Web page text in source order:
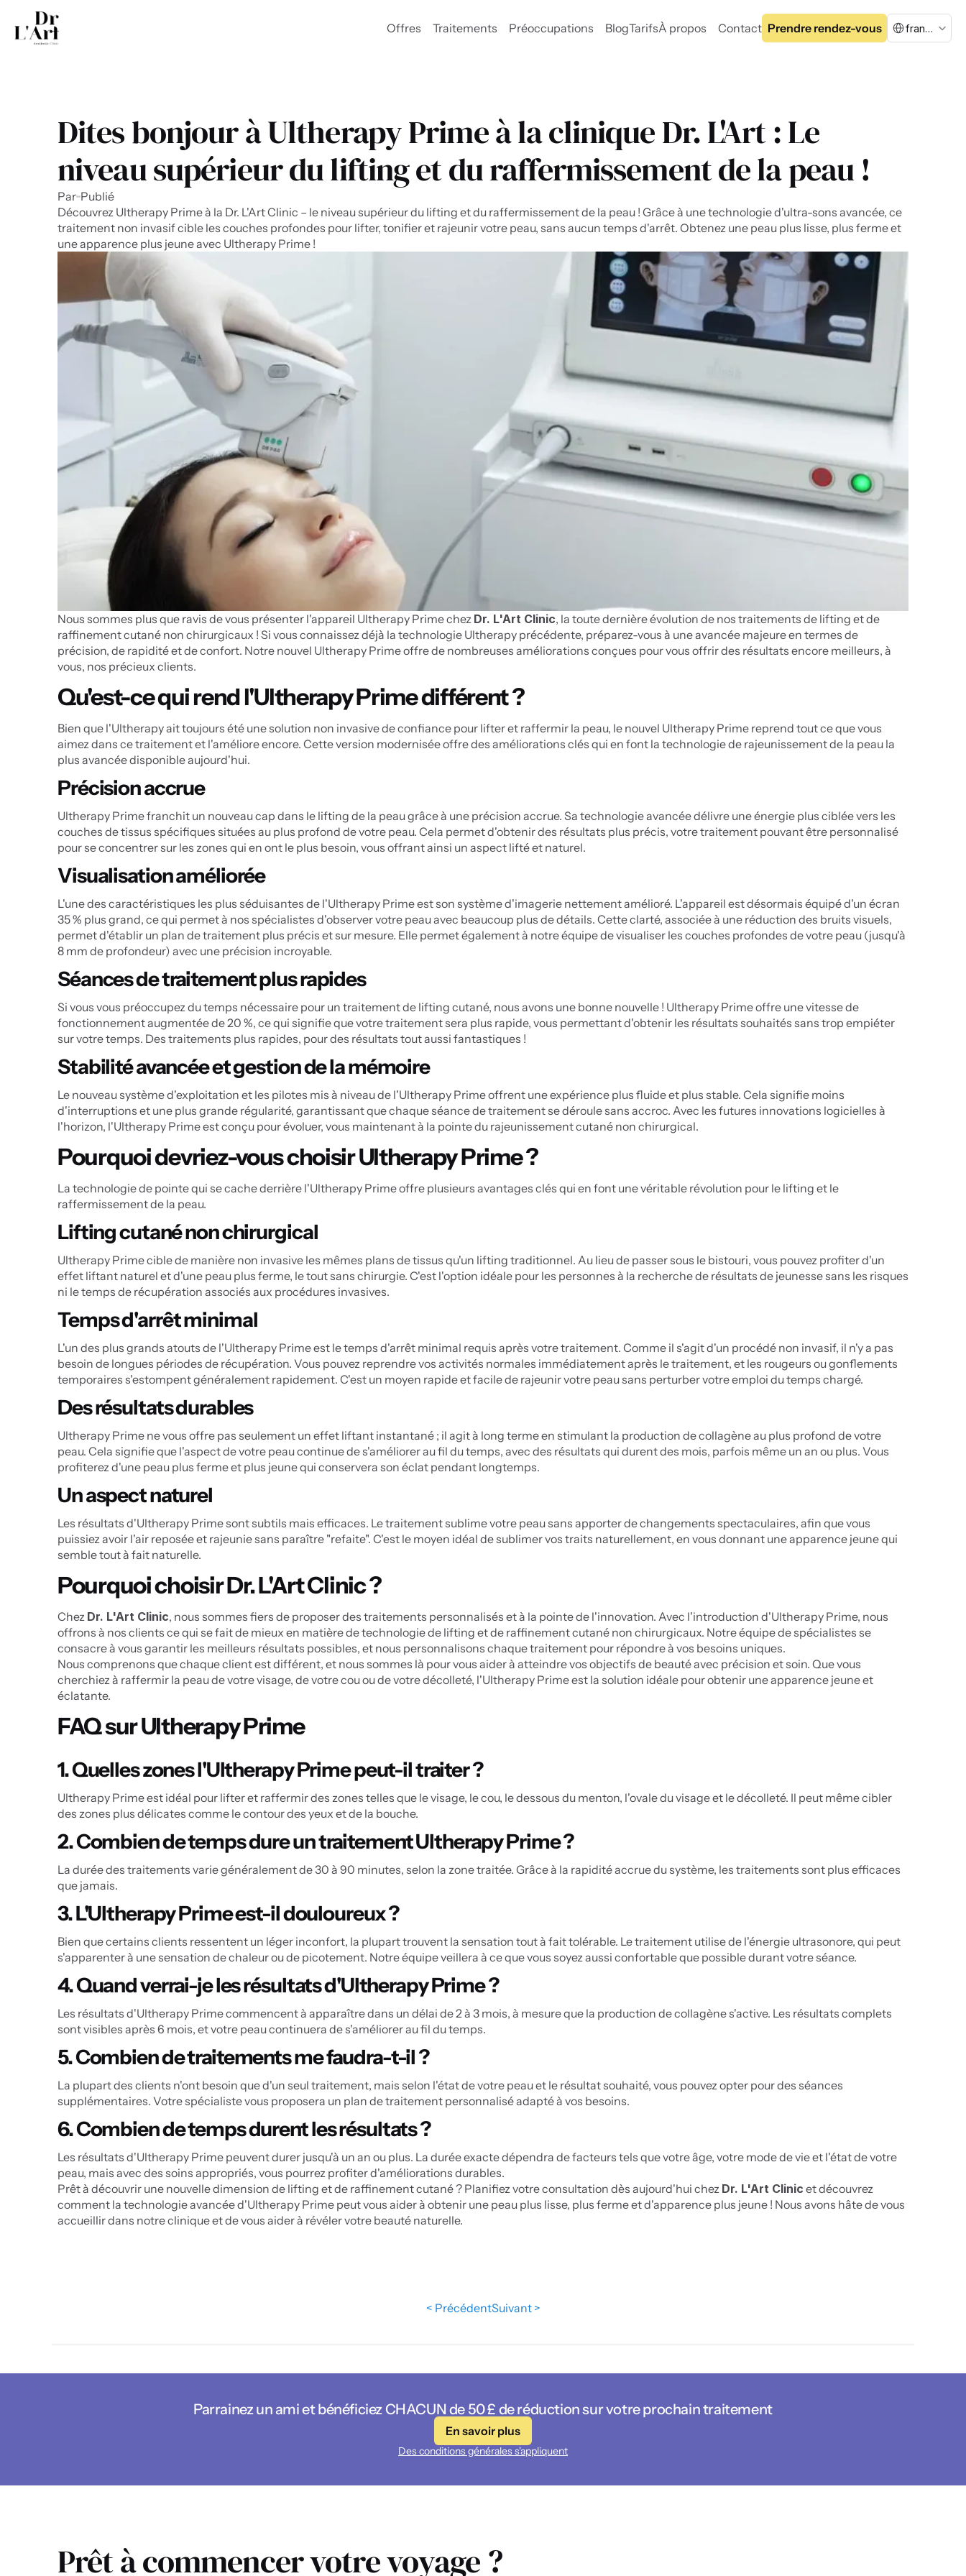
Offres Traitements Préoccupations BlogTarifsÀ propos Contact Prendre rendez-vous
Select Language
francais
Dites bonjour à Ultherapy Prime à la clinique Dr. L'Art : Le
niveau supérieur du lifting et du raffermissement de la peau !
Par Publié
Découvrez Ultherapy Prime à la Dr. L'Art Clinic – le niveau supérieur du lifting et du raffermissement de la peau ! Grâce à une technologie d'ultra-sons avancée, ce
traitement non invasif cible les couches profondes pour lifter, tonifier et rajeunir votre peau, sans aucun temps d'arrêt. Obtenez une peau plus lisse, plus ferme et
une apparence plus jeune avec Ultherapy Prime !
Nous sommes plus que ravis de vous présenter l'appareil Ultherapy Prime chez Dr. L'Art Clinic, la toute dernière évolution de nos traitements de lifting et de
raffinement cutané non chirurgicaux ! Si vous connaissez déjà la technologie Ultherapy précédente, préparez-vous à une avancée majeure en termes de
précision, de rapidité et de confort. Notre nouvel Ultherapy Prime offre de nombreuses améliorations conçues pour vous offrir des résultats encore meilleurs, à
vous, nos précieux clients.
Qu'est-ce qui rend l'Ultherapy Prime différent ?
Bien que l'Ultherapy ait toujours été une solution non invasive de confiance pour lifter et raffermir la peau, le nouvel Ultherapy Prime reprend tout ce que vous
aimez dans ce traitement et l'améliore encore. Cette version modernisée offre des améliorations clés qui en font la technologie de rajeunissement de la peau la
plus avancée disponible aujourd'hui.
Précision accrue
Ultherapy Prime franchit un nouveau cap dans le lifting de la peau grâce à une précision accrue. Sa technologie avancée délivre une énergie plus ciblée vers les
couches de tissus spécifiques situées au plus profond de votre peau. Cela permet d'obtenir des résultats plus précis, votre traitement pouvant être personnalisé
pour se concentrer sur les zones qui en ont le plus besoin, vous offrant ainsi un aspect lifté et naturel.
Visualisation améliorée
L'une des caractéristiques les plus séduisantes de l'Ultherapy Prime est son système d'imagerie nettement amélioré. L'appareil est désormais équipé d'un écran
35 % plus grand, ce qui permet à nos spécialistes d'observer votre peau avec beaucoup plus de détails. Cette clarté, associée à une réduction des bruits visuels,
permet d'établir un plan de traitement plus précis et sur mesure. Elle permet également à notre équipe de visualiser les couches profondes de votre peau (jusqu'à
8 mm de profondeur) avec une précision incroyable.
Séances de traitement plus rapides
Si vous vous préoccupez du temps nécessaire pour un traitement de lifting cutané, nous avons une bonne nouvelle ! Ultherapy Prime offre une vitesse de
fonctionnement augmentée de 20 %, ce qui signifie que votre traitement sera plus rapide, vous permettant d'obtenir les résultats souhaités sans trop empiéter
sur votre temps. Des traitements plus rapides, pour des résultats tout aussi fantastiques !
Stabilité avancée et gestion de la mémoire
Le nouveau système d'exploitation et les pilotes mis à niveau de l'Ultherapy Prime offrent une expérience plus fluide et plus stable. Cela signifie moins
d'interruptions et une plus grande régularité, garantissant que chaque séance de traitement se déroule sans accroc. Avec les futures innovations logicielles à
l'horizon, l'Ultherapy Prime est conçu pour évoluer, vous maintenant à la pointe du rajeunissement cutané non chirurgical.
Pourquoi devriez-vous choisir Ultherapy Prime ?
La technologie de pointe qui se cache derrière l'Ultherapy Prime offre plusieurs avantages clés qui en font une véritable révolution pour le lifting et le
raffermissement de la peau.
Lifting cutané non chirurgical
Ultherapy Prime cible de manière non invasive les mêmes plans de tissus qu'un lifting traditionnel. Au lieu de passer sous le bistouri, vous pouvez profiter d'un
effet liftant naturel et d'une peau plus ferme, le tout sans chirurgie. C'est l'option idéale pour les personnes à la recherche de résultats de jeunesse sans les risques
ni le temps de récupération associés aux procédures invasives.
Temps d'arrêt minimal
L'un des plus grands atouts de l'Ultherapy Prime est le temps d'arrêt minimal requis après votre traitement. Comme il s'agit d'un procédé non invasif, il n'y a pas
besoin de longues périodes de récupération. Vous pouvez reprendre vos activités normales immédiatement après le traitement, et les rougeurs ou gonflements
temporaires s'estompent généralement rapidement. C'est un moyen rapide et facile de rajeunir votre peau sans perturber votre emploi du temps chargé.
Des résultats durables
Ultherapy Prime ne vous offre pas seulement un effet liftant instantané ; il agit à long terme en stimulant la production de collagène au plus profond de votre
peau. Cela signifie que l'aspect de votre peau continue de s'améliorer au fil du temps, avec des résultats qui durent des mois, parfois même un an ou plus. Vous
profiterez d'une peau plus ferme et plus jeune qui conservera son éclat pendant longtemps.
Un aspect naturel
Les résultats d'Ultherapy Prime sont subtils mais efficaces. Le traitement sublime votre peau sans apporter de changements spectaculaires, afin que vous
puissiez avoir l'air reposée et rajeunie sans paraître "refaite". C'est le moyen idéal de sublimer vos traits naturellement, en vous donnant une apparence jeune qui
semble tout à fait naturelle.
Pourquoi choisir Dr. L'Art Clinic ?
Chez Dr. L'Art Clinic, nous sommes fiers de proposer des traitements personnalisés et à la pointe de l'innovation. Avec l'introduction d'Ultherapy Prime, nous
offrons à nos clients ce qui se fait de mieux en matière de technologie de lifting et de raffinement cutané non chirurgicaux. Notre équipe de spécialistes se
consacre à vous garantir les meilleurs résultats possibles, et nous personnalisons chaque traitement pour répondre à vos besoins uniques.
Nous comprenons que chaque client est différent, et nous sommes là pour vous aider à atteindre vos objectifs de beauté avec précision et soin. Que vous
cherchiez à raffermir la peau de votre visage, de votre cou ou de votre décolleté, l'Ultherapy Prime est la solution idéale pour obtenir une apparence jeune et
éclatante.
FAQ sur Ultherapy Prime
1. Quelles zones l'Ultherapy Prime peut-il traiter ?
Ultherapy Prime est idéal pour lifter et raffermir des zones telles que le visage, le cou, le dessous du menton, l'ovale du visage et le décolleté. Il peut même cibler
des zones plus délicates comme le contour des yeux et de la bouche.
2. Combien de temps dure un traitement Ultherapy Prime ?
La durée des traitements varie généralement de 30 à 90 minutes, selon la zone traitée. Grâce à la rapidité accrue du système, les traitements sont plus efficaces
que jamais.
3. L'Ultherapy Prime est-il douloureux ?
Bien que certains clients ressentent un léger inconfort, la plupart trouvent la sensation tout à fait tolérable. Le traitement utilise de l'énergie ultrasonore, qui peut
s'apparenter à une sensation de chaleur ou de picotement. Notre équipe veillera à ce que vous soyez aussi confortable que possible durant votre séance.
4. Quand verrai-je les résultats d'Ultherapy Prime ?
Les résultats d'Ultherapy Prime commencent à apparaître dans un délai de 2 à 3 mois, à mesure que la production de collagène s'active. Les résultats complets
sont visibles après 6 mois, et votre peau continuera de s'améliorer au fil du temps.
5. Combien de traitements me faudra-t-il ?
La plupart des clients n'ont besoin que d'un seul traitement, mais selon l'état de votre peau et le résultat souhaité, vous pouvez opter pour des séances
supplémentaires. Votre spécialiste vous proposera un plan de traitement personnalisé adapté à vos besoins.
6. Combien de temps durent les résultats ?
Les résultats d'Ultherapy Prime peuvent durer jusqu'à un an ou plus. La durée exacte dépendra de facteurs tels que votre âge, votre mode de vie et l'état de votre
peau, mais avec des soins appropriés, vous pourrez profiter d'améliorations durables.
Prêt à découvrir une nouvelle dimension de lifting et de raffinement cutané ? Planifiez votre consultation dès aujourd'hui chez Dr. L'Art Clinic et découvrez
comment la technologie avancée d'Ultherapy Prime peut vous aider à obtenir une peau plus lisse, plus ferme et d'apparence plus jeune ! Nous avons hâte de vous
accueillir dans notre clinique et de vous aider à révéler votre beauté naturelle.
< PrécédentSuivant >
Parrainez un ami et bénéficiez CHACUN de 50 £ de réduction sur votre prochain traitement
En savoir plus
Des conditions générales s'appliquent
Prêt à commencer votre voyage ?